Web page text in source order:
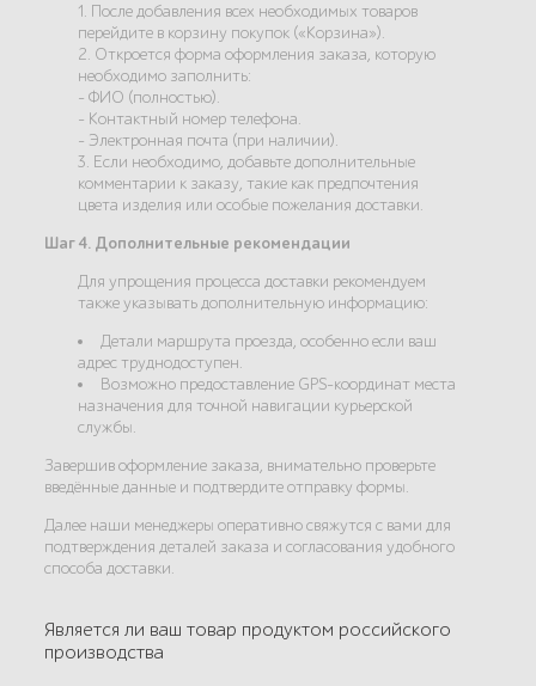
1. После добавления всех необходимых товаров
перейдите в корзину покупок («Корзина»).
2. Откроется форма оформления заказа, которую
необходимо заполнить:
- ФИО (полностью).
- Контактный номер телефона.
- Электронная почта (при наличии).
3. Если необходимо, добавьте дополнительные
комментарии к заказу, такие как предпочтения
цвета изделия или особые пожелания доставки.
Шаг 4. Дополнительные рекомендации
Для упрощения процесса доставки рекомендуем
также указывать дополнительную информацию:
Детали маршрута проезда, особенно если ваш
адрес труднодоступен.
Возможно предоставление GPS-координат места
назначения для точной навигации курьерской
службы.
Завершив оформление заказа, внимательно проверьте
введённые данные и подтвердите отправку формы.
Далее наши менеджеры оперативно свяжутся с вами для
подтверждения деталей заказа и согласования удобного
способа доставки.
Является ли ваш товар продуктом российского
производства